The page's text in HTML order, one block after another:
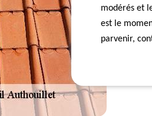
modérés et
est le
parvenir,